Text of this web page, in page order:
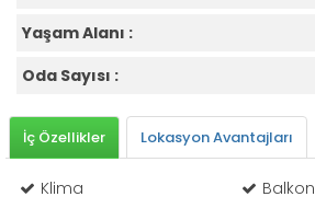
Yaşam Alanı :
Oda Sayısı :
İç Özellikler Lokasyon Avantajları
Klima Balkon